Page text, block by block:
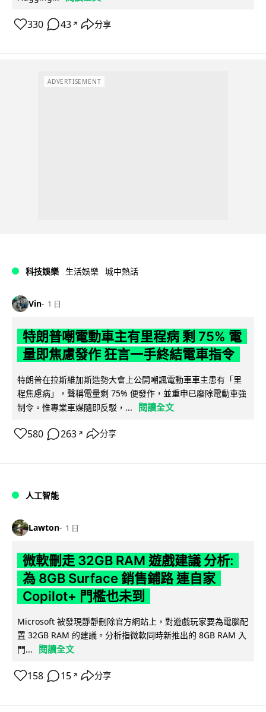
330 43 ↗ 分享
ADVERTISEMENT
科技娛樂 生活娛樂 城中熱話
Vin 1 日
特朗普嘲電動車主有里程病 剩 75% 電
量即焦慮發作 狂言一手終結電車指令
特朗普在拉斯維加斯造勢大會上公開嘲諷電動車車主患有「里
程焦慮病」，聲稱電量剩 75% 便發作，並重申已廢除電動車強
制令。惟專業車媒隨即反駁，...
閱讀全文
580 263 ↗ 分享
人工智能
Lawton 1 日
微軟刪走 32GB RAM 遊戲建議 分析:
為 8GB Surface 銷售鋪路 連自家
Copilot+ 門檻也未到
Microsoft 被發現靜靜刪除官方網站上，對遊戲玩家要為電腦配
置 32GB RAM 的建議。分析指微軟同時新推出的 8GB RAM 入
門...
閱讀全文
158 15 ↗ 分享